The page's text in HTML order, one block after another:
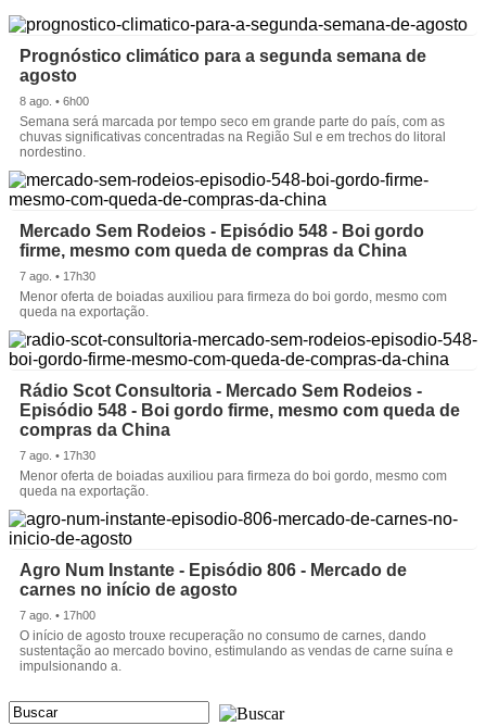
Prognóstico climático para a segunda semana de
agosto
8 ago. • 6h00
Semana será marcada por tempo seco em grande parte do país, com as
chuvas significativas concentradas na Região Sul e em trechos do litoral
nordestino.
Mercado Sem Rodeios - Episódio 548 - Boi gordo
firme, mesmo com queda de compras da China
7 ago. • 17h30
Menor oferta de boiadas auxiliou para firmeza do boi gordo, mesmo com
queda na exportação.
Rádio Scot Consultoria - Mercado Sem Rodeios -
Episódio 548 - Boi gordo firme, mesmo com queda de
compras da China
7 ago. • 17h30
Menor oferta de boiadas auxiliou para firmeza do boi gordo, mesmo com
queda na exportação.
Agro Num Instante - Episódio 806 - Mercado de
carnes no início de agosto
7 ago. • 17h00
O início de agosto trouxe recuperação no consumo de carnes, dando
sustentação ao mercado bovino, estimulando as vendas de carne suína e
impulsionando a.